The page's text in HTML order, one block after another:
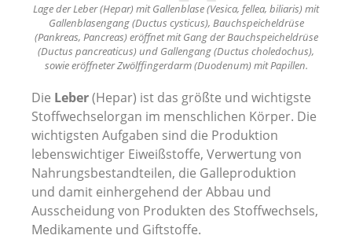
Lage der Leber (Hepar) mit Gallenblase (Vesica, fellea, biliaris) mit
Gallenblasengang (Ductus cysticus), Bauchspeicheldrüse
(Pankreas, Pancreas) eröffnet mit Gang der Bauchspeicheldrüse
(Ductus pancreaticus) und Gallengang (Ductus choledochus),
sowie eröffneter Zwölffingerdarm (Duodenum) mit Papillen.
Die Leber(Hepar) ist das größte und wichtigste
Stoffwechselorgan im menschlichen Körper. Die
wichtigsten Aufgaben sind die Produktion
lebenswichtiger Eiweißstoffe, Verwertung von
Nahrungsbestandteilen, die Galleproduktion
und damit einhergehend der Abbau und
Ausscheidung von Produkten des Stoffwechsels,
Medikamente und Giftstoffe.